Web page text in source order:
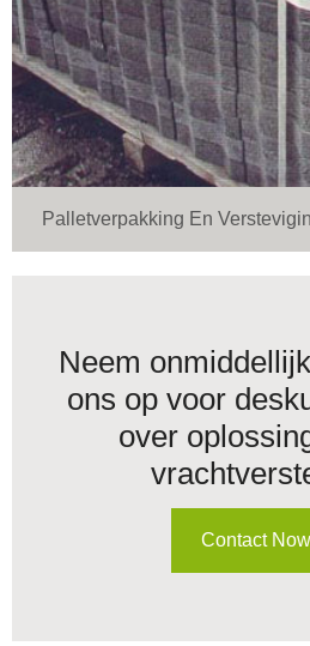
Palletverpakking En
Neem
ons op voor
over
Contact Now